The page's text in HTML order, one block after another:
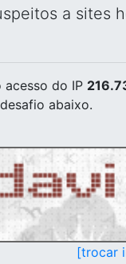
a sites
acesso do IP
abaixo.
[trocar